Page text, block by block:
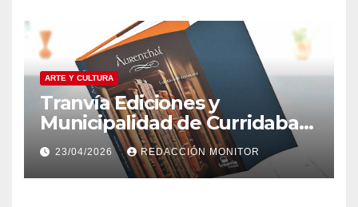
ARTE Y CULTURA
Tranvía Ediciones y
Municipalidad de Curridabat
invitan a leer juntos para
celebrar el Día del Libro
23/04/2026 REDACCIÓN MONITOR